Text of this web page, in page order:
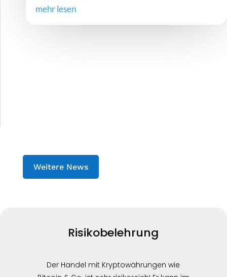
mehr lesen
Weitere News
Risikobelehrung
Der Handel mit Kryptowährungen wie